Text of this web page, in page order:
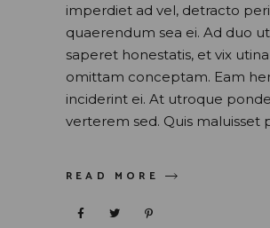
imperdiet ad vel, detracto
quaerendum sea ei. Ad duo
saperet honestatis, et vix
omittam conceptam. Eam
inciderint ei. At utroque
verterem sed. Quis maluisset
READ MORE